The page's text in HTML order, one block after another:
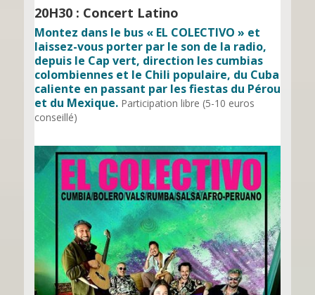
20H30: Concert Latino
Montez dans le bus « EL COLECTIVO » et
laissez-vous porter par le son de la radio,
depuis le Cap vert, direction les cumbias
colombiennes et le Chili populaire, du Cuba
caliente en passant par les fiestas du Pérou
et du Mexique. Participation libre (5-10 euros
conseillé)